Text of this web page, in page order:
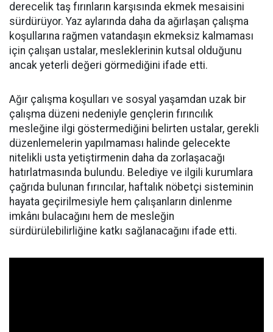
derecelik taş fırınların karşısında ekmek mesaisini
sürdürüyor. Yaz aylarında daha da ağırlaşan çalışma
koşullarına rağmen vatandaşın ekmeksiz kalmaması
için çalışan ustalar, mesleklerinin kutsal olduğunu
ancak yeterli değeri görmediğini ifade etti.
Ağır çalışma koşulları ve sosyal yaşamdan uzak bir
çalışma düzeni nedeniyle gençlerin fırıncılık
mesleğine ilgi göstermediğini belirten ustalar, gerekli
düzenlemelerin yapılmaması halinde gelecekte
nitelikli usta yetiştirmenin daha da zorlaşacağı
hatırlatmasında bulundu. Belediye ve ilgili kurumlara
çağrıda bulunan fırıncılar, haftalık nöbetçi sisteminin
hayata geçirilmesiyle hem çalışanların dinlenme
imkânı bulacağını hem de mesleğin
sürdürülebilirliğine katkı sağlanacağını ifade etti.